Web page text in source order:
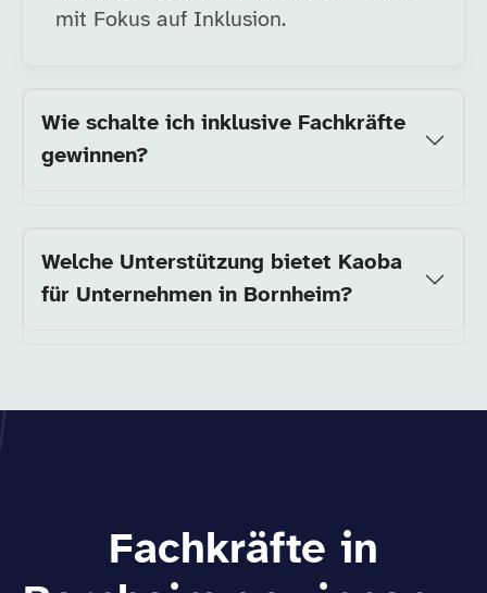
mit Fokus auf Inklusion.
Wie schalte ich inklusive Fachkräfte
gewinnen?
Welche Unterstützung bietet Kaoba
für Unternehmen in Bornheim?
Fachkräfte in